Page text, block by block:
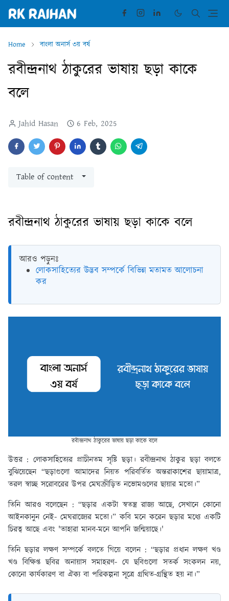
Home বাংলা অনার্স ৩য় বর্ষ
রবীন্দ্রনাথ ঠাকুরের ভাষায় ছড়া কাকে
বলে
Jahid Hasan 6 Feb, 2025
Table of content
রবীন্দ্রনাথ ঠাকুরের ভাষায় ছড়া কাকে বলে
আরও পড়ুনঃ
লোকসাহিত্যের উদ্ভব সম্পর্কে বিভিন্ন মতামত আলোচনা
কর
রবীন্দ্রনাথ ঠাকুরের ভাষায় ছড়া কাকে বলে
উত্তর : লোকসাহিত্যের প্রাচীনতম সৃষ্টি ছড়া। রবীন্দ্রনাথ ঠাকুর ছড়া বলতে
বুঝিয়েছেন “ছড়াগুলো আমাদের নিয়ত পরিবর্তিত অন্তরাকাশের ছায়ামাত্র,
তরল স্বাচ্ছ সরোবরের উপর মেঘক্রীড়িত নভোমণ্ডলের ছায়ার মতো।”
তিনি আরও বলেছেন : “ছড়ার একটা স্বতন্ত্র রাজ্য আছে, সেখানে কোনো
আইনকানুন নেই- মেঘরাজ্যের মতো।” কবি মনে করেন ছড়ার মধ্যে একটি
চিরত্ব আছে এবং 'তাহারা মানব-মনে আপনি জন্মিয়াছে।'
তিনি ছড়ার লক্ষণ সম্পর্কে বলতে গিয়ে বলেন : “ছড়ার প্রধান লক্ষণ খণ্ড
খণ্ড বিক্ষিপ্ত ছবির অনায়াস সমাহরণ- যে ছবিগুলো সতর্ক সংকলন নয়,
কোনো কার্যকারণ বা ঐক্য বা পরিকল্পনা সূত্রে গ্রথিত-গ্রন্থিত হয় না।”